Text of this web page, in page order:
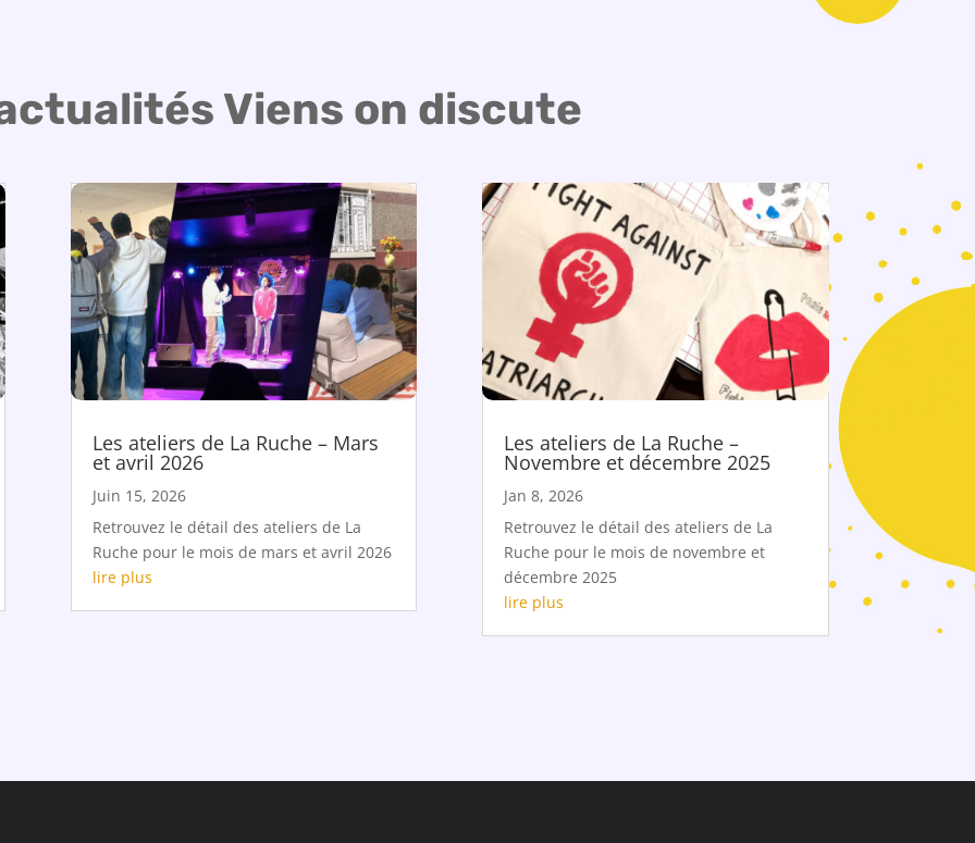
Viens on discute
Les ateliers de La Ruche – Mars
et avril 2026
Juin 15, 2026
Retrouvez le détail des ateliers de La
Ruche pour le mois de mars et avril 2026
lire plus
Les ateliers de La Ruche –
Novembre et décembre 2025
Jan 8, 2026
Retrouvez le détail des ateliers de La
Ruche pour le mois de novembre et
décembre 2025
lire plus